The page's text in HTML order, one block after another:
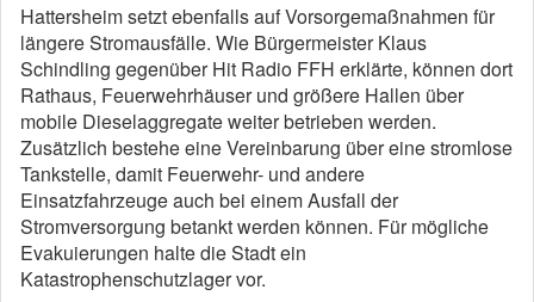
Hattersheim setzt ebenfalls auf Vorsorgemaßnahmen für
längere Stromausfälle. Wie Bürgermeister Klaus
Schindling gegenüber Hit Radio FFH erklärte, können dort
Rathaus, Feuerwehrhäuser und größere Hallen über
mobile Dieselaggregate weiter betrieben werden.
Zusätzlich bestehe eine Vereinbarung über eine stromlose
Tankstelle, damit Feuerwehr- und andere
Einsatzfahrzeuge auch bei einem Ausfall der
Stromversorgung betankt werden können. Für mögliche
Evakuierungen halte die Stadt ein
Katastrophenschutzlager vor.